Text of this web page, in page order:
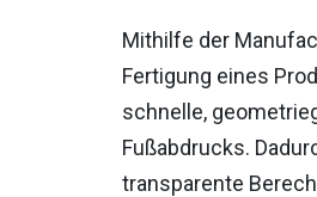
Mithilfe der
Fertigung eines
schnelle,
Fußabdrucks.
transparente